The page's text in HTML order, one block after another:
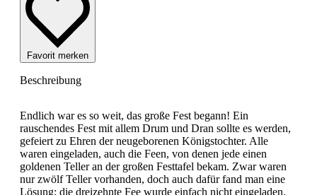
Favorit merken
Beschreibung
Endlich war es so weit, das große Fest begann! Ein
rauschendes Fest mit allem Drum und Dran sollte es werden,
gefeiert zu Ehren der neugeborenen Königstochter. Alle
waren eingeladen, auch die Feen, von denen jede einen
goldenen Teller an der großen Festtafel bekam. Zwar waren
nur zwölf Teller vorhanden, doch auch dafür fand man eine
Lösung: die dreizehnte Fee wurde einfach nicht eingeladen.